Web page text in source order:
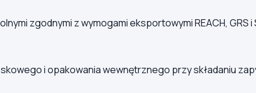
zgodnymi z wymogami eksportowymi REACH, GRS
i opakowania wewnętrznego przy składaniu